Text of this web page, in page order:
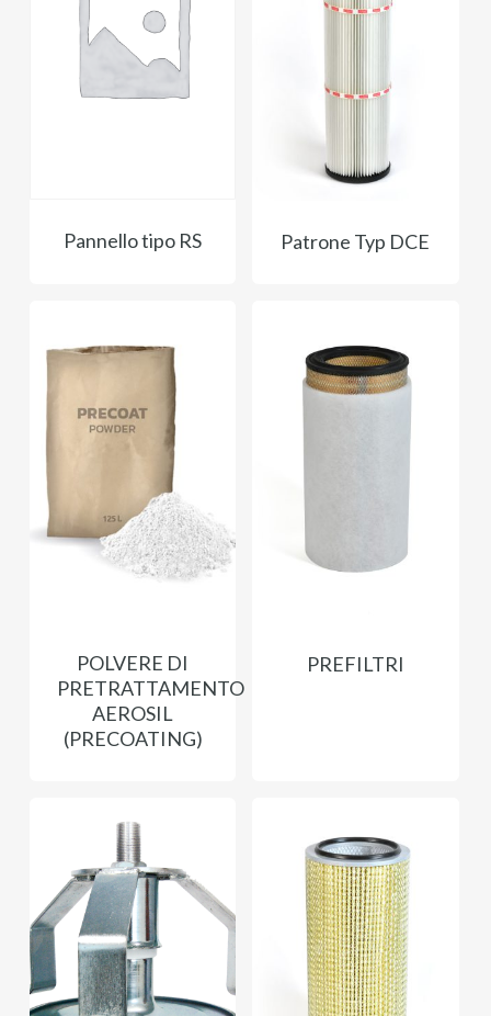
Pannello tipo RS Patrone Typ DCE
POLVERE DI
PRETRATTAMENTO
AEROSIL
(PRECOATING)
PREFILTRI